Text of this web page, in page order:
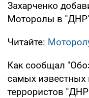
Захарченко
Моторолы в
Читайте:
Как сообщал
самых
террористов